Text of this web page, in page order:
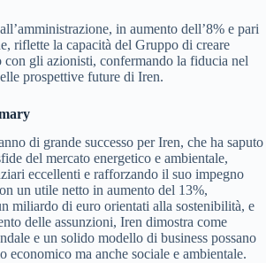
in aumento dell’8% e pari
riflette la capacità del Gruppo di creare
gli azionisti, confermando la fiducia nel
prospettive future di Iren.
di grande successo per Iren, che ha saputo
del mercato energetico e ambientale,
eccellenti e rafforzando il suo impegno
un utile netto in aumento del 13%,
miliardo di euro orientati alla sostenibilità, e
delle assunzioni, Iren dimostra come
e un solido modello di business possano
economico ma anche sociale e ambientale.